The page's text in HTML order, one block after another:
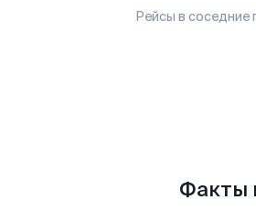
Рейсы в соседние
Факты